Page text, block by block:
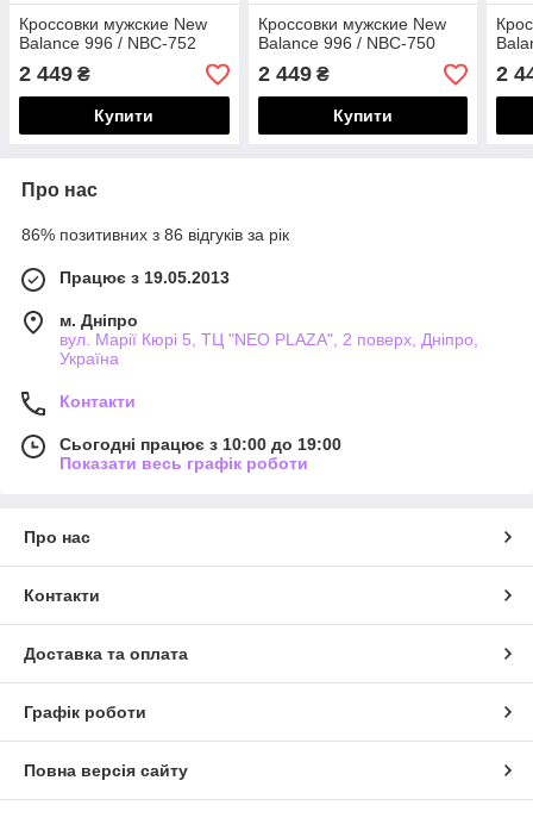
Кроссовки мужские New
Balance 996 / NBC-752
2 449 ₴
Купити
Кроссовки мужские New
Balance 996 / NBC-750
2 449₴
Купити
2
Про нас
86% позитивних з 86 відгуків за рік
Працює з 19.05.2013
м. Дніпро
вул. Марії Кюрі 5, ТЦ "NEO PLAZA", 2 поверх, Дніпро,
Україна
Контакти
Сьогодні працює з 10:00 до 19:00
Показати весь графік роботи
Про нас
Контакти
Доставка та оплата
Графік роботи
Повна версія сайту